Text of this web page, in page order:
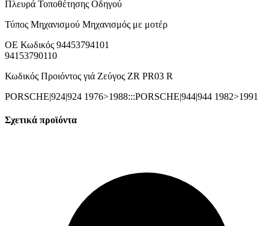
Πλευρά Τοποθέτησης Οδηγού
Τύπος Μηχανισμού Μηχανισμός με μοτέρ
ΟΕ Κωδικός 94453794101
94153790110
Κωδικός Προιόντος γιά Ζεύγος ZR PR03 R
PORSCHE|924|924 1976>1988:::PORSCHE|944|944 1982>1991
Σχετικά προϊόντα